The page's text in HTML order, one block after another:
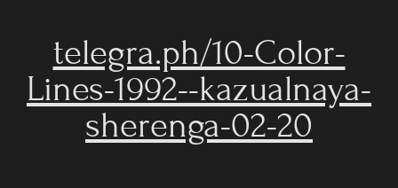
telegra.ph/10-Color-
Lines-1992--kazualnaya-
sherenga-02-20